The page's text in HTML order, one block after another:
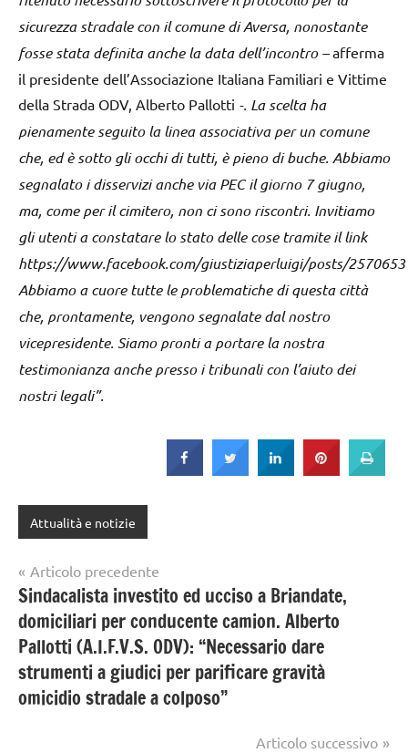
sicurezza stradale con il comune di Aversa, nonostante
fosse stata definita anche la data dell’incontro –afferma
il presidente dell’Associazione Italiana Familiari e Vittime
della Strada ODV, Alberto Pallotti -. La scelta ha
pienamente seguito la linea associativa per un comune
che, ed è sotto gli occhi di tutti, è pieno di buche. Abbiamo
segnalato i disservizi anche via PEC il giorno 7 giugno,
ma, come per il cimitero, non ci sono riscontri. Invitiamo
gli utenti a constatare lo stato delle cose tramite il link
https://www.facebook.com/giustiziaperluigi/posts/
Abbiamo a cuore tutte le problematiche di questa città
che, prontamente, vengono segnalate dal nostro
vicepresidente. Siamo pronti a portare la nostra
testimonianza anche presso i tribunali con l’aiuto dei
nostri legali”.
Attualità e notizie
Navigazione
articoli
Articolo precedente
Sindacalista investito ed ucciso a Briandate,
domiciliari per conducente camion. Alberto
Pallotti (A.I.F.V.S. ODV): “Necessario dare
strumenti a giudici per parificare gravità
omicidio stradale a colposo”
Articolo successivo